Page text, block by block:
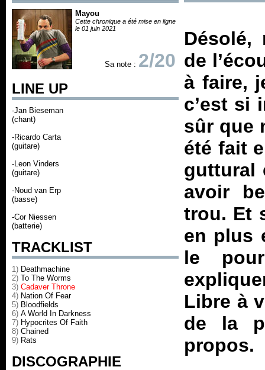
Mayou
Cette chronique a été mise en ligne
le 01 juin 2021
Sa note : 2/20
LINE UP
-Jan Bieseman
(chant)
-Ricardo Carta
(guitare)
-Leon Vinders
(guitare)
-Noud van Erp
(basse)
-Cor Niessen
(batterie)
TRACKLIST
1) Deathmachine
2) To The Worms
3) Cadaver Throne
4) Nation Of Fear
5) Bloodfields
6) A World In Darkness
7) Hypocrites Of Faith
8) Chained
9) Rats
DISCOGRAPHIE
Désolé,
de
à faire,
c’est si
sûr que
été fait
guttural
avoir
trou. Et
en plus
le
Libre à
de la
propos.